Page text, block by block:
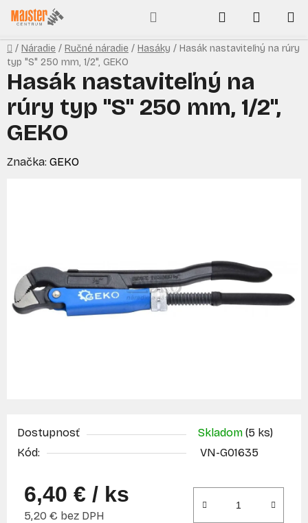
Prejsť
na
obsah
Hľadať
KOŠÍK
Domov
/ Náradie / Ručné náradie / Hasáky / Hasák nastaviteľný na rúry
typ "S" 250 mm, 1/2", GEKO
Dostupnosť Skladom (5 ks)
Kód:
VN-G01635
6,40 € / ks
5,20 € bez DPH
Hasák nastaviteľný na
rúry typ "S" 250 mm, 1/2",
GEKO
Značka: GEKO